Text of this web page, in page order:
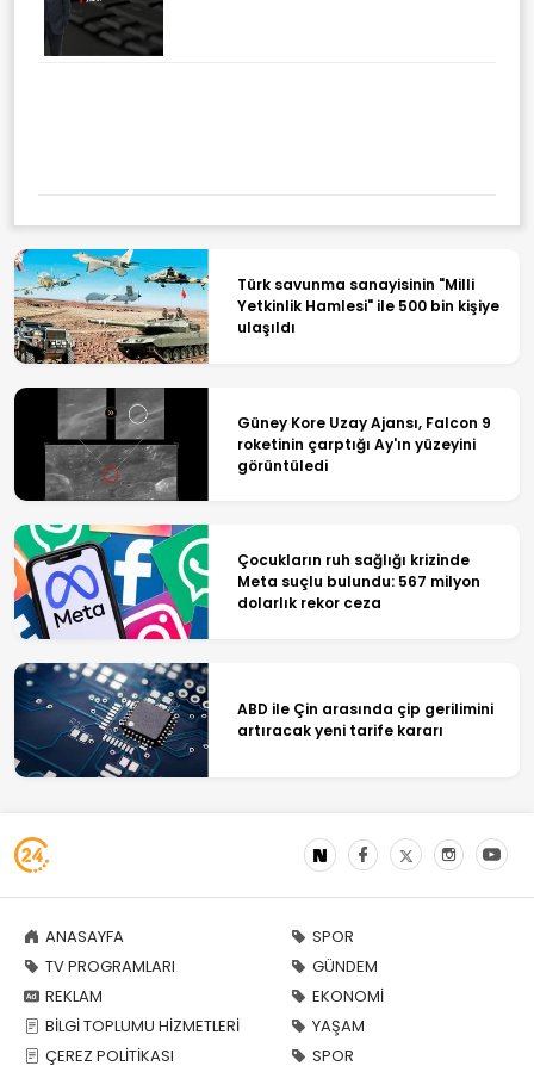
Türk savunma sanayisinin "Milli
Yetkinlik Hamlesi" ile 500 bin kişiye
ulaşıldı
Güney Kore Uzay Ajansı, Falcon 9
roketinin çarptığı Ay'ın yüzeyini
görüntüledi
Çocukların ruh sağlığı krizinde
Meta suçlu bulundu: 567 milyon
dolarlık rekor ceza
ABD ile Çin arasında çip gerilimini
artıracak yeni tarife kararı
ANASAYFA
TV PROGRAMLARI
REKLAM
BİLGİ TOPLUMU HİZMETLERİ
ÇEREZ POLİTİKASI
SPOR
GÜNDEM
EKONOMİ
YAŞAM
SPOR